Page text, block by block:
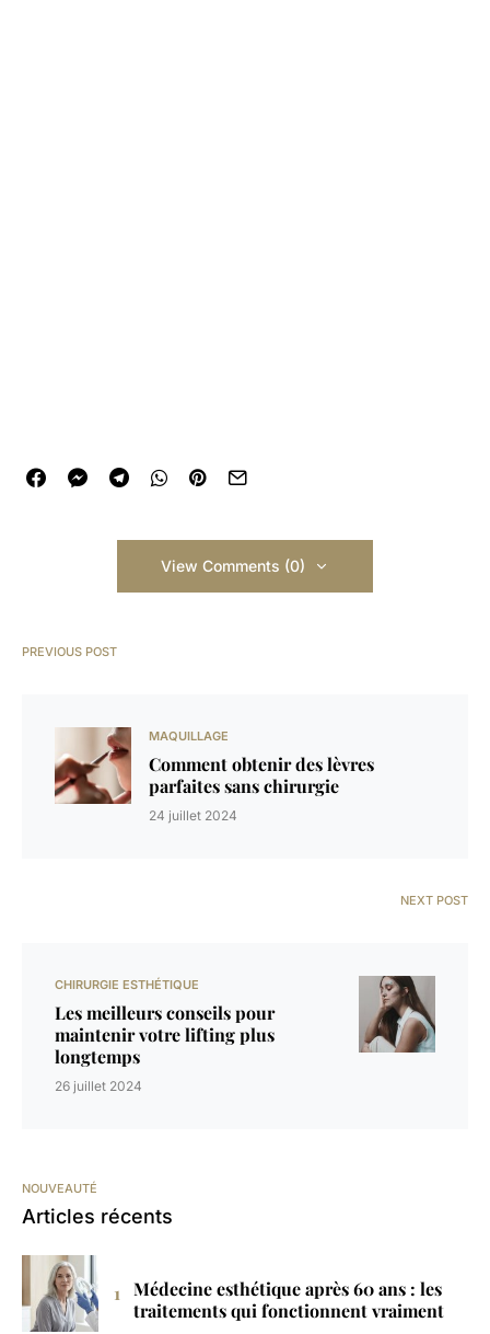
View Comments (0)
PREVIOUS POST
MAQUILLAGE
Comment obtenir des lèvres
parfaites sans chirurgie
24 juillet 2024
NEXT POST
CHIRURGIE ESTHÉTIQUE
Les meilleurs conseils pour
maintenir votre lifting plus
longtemps
26 juillet 2024
NOUVEAUTÉ
Articles récents
Médecine esthétique après 60 ans : les
traitements qui fonctionnent vraiment